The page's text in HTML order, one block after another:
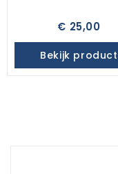
€ 25,00
Bekijk product